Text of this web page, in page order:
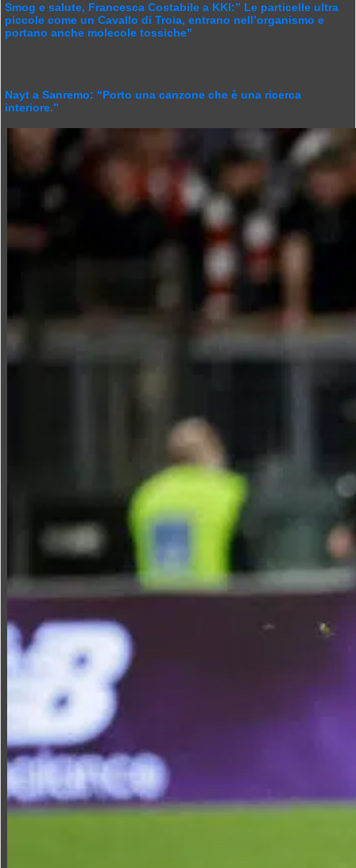
Smog e salute, Francesca Costabile a KKI:” Le particelle ultra
piccole come un Cavallo di Troia, entrano nell’organismo e
portano anche molecole tossiche”
Nayt a Sanremo: “Porto una canzone che è una ricerca
interiore.”